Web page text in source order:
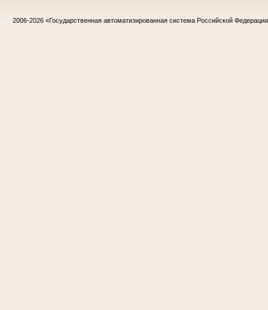
2006-2026 «Государственная автоматизированная система Российской